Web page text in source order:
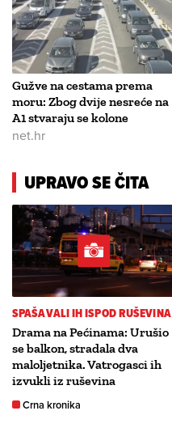
Gužve na cestama prema
moru: Zbog dvije nesreće na
A1 stvaraju se kolone
net.hr
UPRAVO SE ČITA
SPAŠAVALI IH ISPOD RUŠEVINA
Drama na Pećinama: Urušio
se balkon, stradala dva
maloljetnika. Vatrogasci ih
izvukli iz ruševina
Crna kronika